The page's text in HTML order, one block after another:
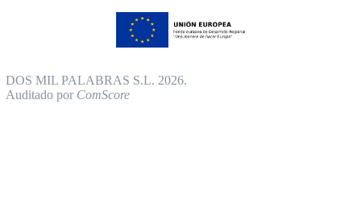
DOS MIL PALABRAS S.L. 2026.
Auditado por ComScore